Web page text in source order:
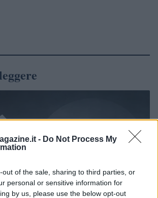
- Do Not Process My
out of the sale, sharing to third parties, or
personal or sensitive information for
by us, please use the below opt-out